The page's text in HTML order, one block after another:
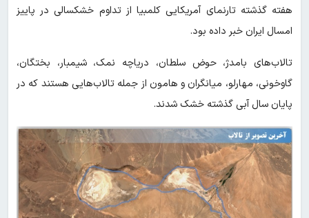
هفته گذشته تارنمای آمریکایی کلمبیا از تداوم خشکسالی در پاییز
امسال ایران خبر داده بود.
تالاب‌های بامدژ، حوض سلطان، دریاچه نمک، شیمبار، بختگان،
گاوخونی، مهارلو، میانگران و هامون از جمله تالاب‌هایی هستند که در
پایان سال آبی گذشته خشک شدند.